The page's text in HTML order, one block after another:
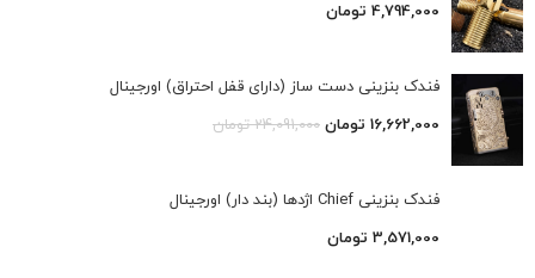
4,794,000 تومان
فندک بنزینی دست ساز (دارای قفل احتراق) اورجینال
16,662,000 تومان 24,091,000 تومان
فندک بنزینی Chief اژدها (بند دار) اورجینال
3,571,000 تومان